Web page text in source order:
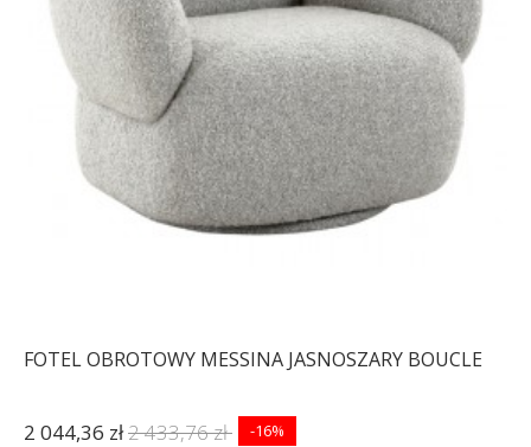
FOTEL OBROTOWY MESSINA JASNOSZARY BOUCLE
2 044,36 zł2 433,76 zł -16%